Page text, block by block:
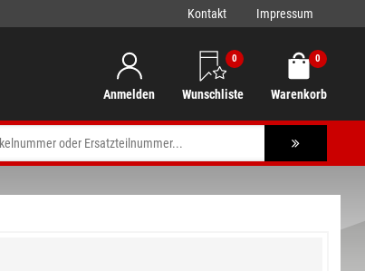
Kontakt Impressum
Anmelden
0
Wunschliste
0
Warenkorb